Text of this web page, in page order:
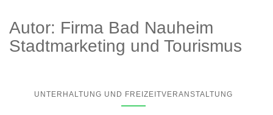
Autor: Firma Bad Nauheim
Stadtmarketing und Tourismus
UNTERHALTUNG UND FREIZEITVERANSTALTUNG